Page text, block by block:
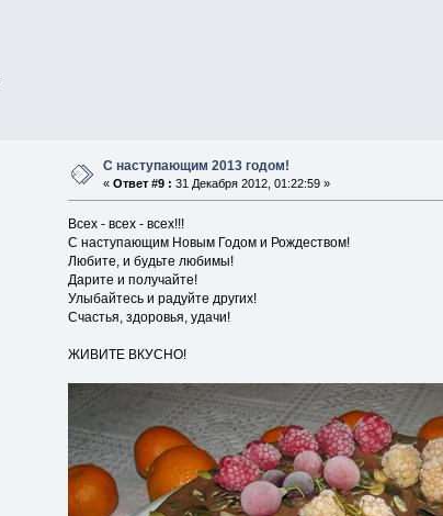
С наступающим 2013 годом!
«Ответ #9 : 31 Декабря 2012, 01:22:59 »
Всех - всех - всех!!!
С наступающим Новым Годом и Рождеством!
Любите, и будьте любимы!
Дарите и получайте!
Улыбайтесь и радуйте других!
Счастья, здоровья, удачи!
ЖИВИТЕ ВКУСНО!